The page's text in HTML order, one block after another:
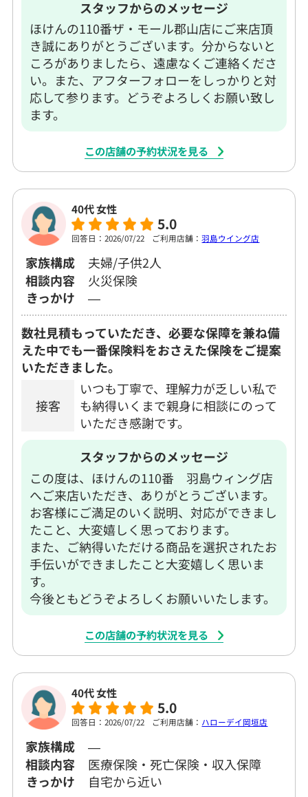
スタッフからのメッセージ
ほけんの110番ザ・モール郡山店にご来店頂
き誠にありがとうございます。分からないと
ころがありましたら、遠慮なくご連絡くださ
い。また、アフターフォローをしっかりと対
応して参ります。どうぞよろしくお願い致し
ます。
この店舗の予約状況を見る
40代 女性
5.0
回答日：2026/07/22 ご利用店舗：羽島ウイング店
家族構成
夫婦/子供2人
相談内容
火災保険
きっかけ
―
数社見積もっていただき、必要な保障を兼ね備
えた中でも一番保険料をおさえた保険をご提案
いただきました。
接客
いつも丁寧で、理解力が乏しい私で
も納得いくまで親身に相談にのって
いただき感謝です。
スタッフからのメッセージ
この度は、ほけんの110番 羽島ウィング店
へご来店いただき、ありがとうございます。
お客様にご満足のいく説明、対応ができまし
たこと、大変嬉しく思っております。
また、ご納得いただける商品を選択されたお
手伝いができましたこと大変嬉しく思いま
す。
今後ともどうぞよろしくお願いいたします。
この店舗の予約状況を見る
40代 女性
5.0
回答日：2026/07/22 ご利用店舗： ハローデイ岡垣店
家族構成
―
相談内容
医療保険・死亡保険・収入保障
きっかけ
自宅から近い